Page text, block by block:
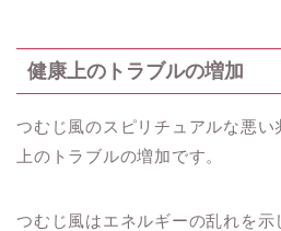
健康上のトラブルの増加
つむじ風のスピリチュアルな悪
上のトラブルの増加です。
つむじ風はエネルギーの乱れを示